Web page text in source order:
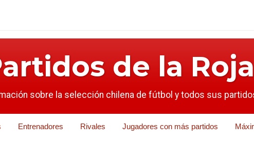
de la Roja
sobre la selección chilena de fútbol y todos sus
Entrenadores Rivales Jugadores con más partidos